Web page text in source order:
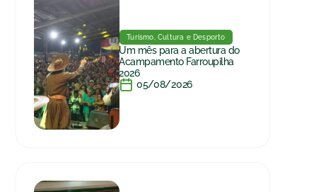
Turismo, Cultura e Desporto
Um mês para a abertura do
Acampamento Farroupilha
2026
05/08/2026